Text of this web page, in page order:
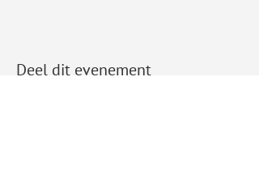
Deel dit evenement